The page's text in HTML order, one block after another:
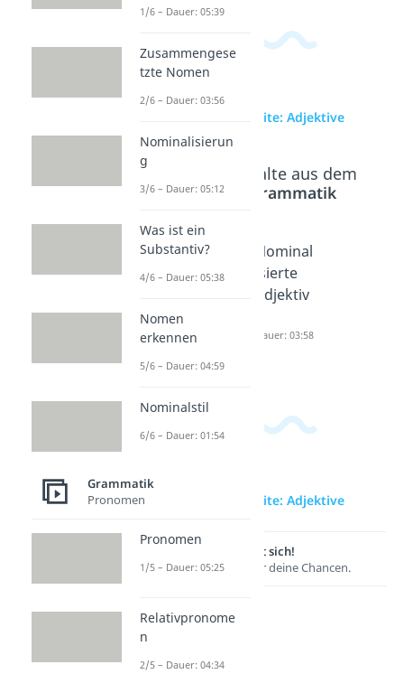
zur Videoseite: Adjektive
Beliebte Inhalte aus dem
Bereich
Grammatik
Zusam
menges
Adjektiv
e
Untersc
hied
Dauer: 04:23
Nominal
isierte
Adjektiv
Dauer: 03:58
zur Videoseite: Adjektive
Lernen lohnt sich!
Entdecke hier deine Chancen.
1/6 – Dauer: 05:39
Zusammengese
tzte Nomen
2/6 – Dauer: 03:56
Nominalisierun
g
3/6 – Dauer: 05:12
Was ist ein
Substantiv?
4/6 – Dauer: 05:38
Nomen
erkennen
5/6 – Dauer: 04:59
Nominalstil
6/6 – Dauer: 01:54
Grammatik
Pronomen
Pronomen
1/5 – Dauer: 05:25
Relativpronome
n
2/5 – Dauer: 04:34